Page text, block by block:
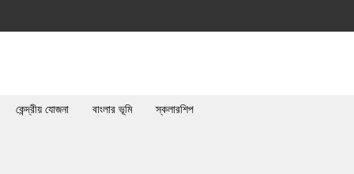
কেন্দ্রীয় যোজনা বাংলার ভূমি স্কলারশিপ